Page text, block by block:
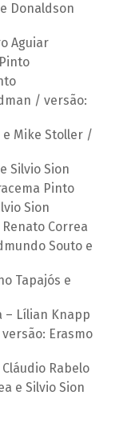
Donaldson
Aguiar
/ versão:
e Mike Stoller /
Silvio Sion
Pinto
Sion
Correa
Souto e
Tapajós e
– Lílian Knapp
Erasmo
Rabelo
e Silvio Sion